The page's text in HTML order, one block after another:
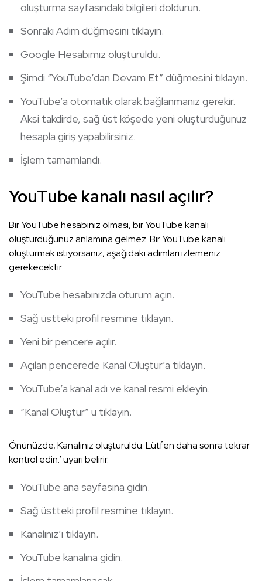
oluşturma sayfasındaki bilgileri doldurun.
Sonraki Adım düğmesini tıklayın.
Google Hesabımız oluşturuldu.
Şimdi “YouTube’dan Devam Et” düğmesini tıklayın.
YouTube’a otomatik olarak bağlanmanız gerekir.
Aksi takdirde, sağ üst köşede yeni oluşturduğunuz
hesapla giriş yapabilirsiniz.
İşlem tamamlandı.
YouTube kanalı nasıl açılır?
Bir YouTube hesabınız olması, bir YouTube kanalı
oluşturduğunuz anlamına gelmez. Bir YouTube kanalı
oluşturmak istiyorsanız, aşağıdaki adımları izlemeniz
gerekecektir.
YouTube hesabınızda oturum açın.
Sağ üstteki profil resmine tıklayın.
Yeni bir pencere açılır.
Açılan pencerede Kanal Oluştur’a tıklayın.
YouTube’a kanal adı ve kanal resmi ekleyin.
“Kanal Oluştur” u tıklayın.
Önünüzde; Kanalınız oluşturuldu. Lütfen daha sonra tekrar
kontrol edin.’ uyarı belirir.
YouTube ana sayfasına gidin.
Sağ üstteki profil resmine tıklayın.
Kanalınız’ı tıklayın.
YouTube kanalına gidin.